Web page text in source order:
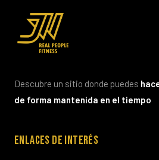
Descubre un sitio donde puedes
de forma mantenida en el tiempo
Enlaces de interés